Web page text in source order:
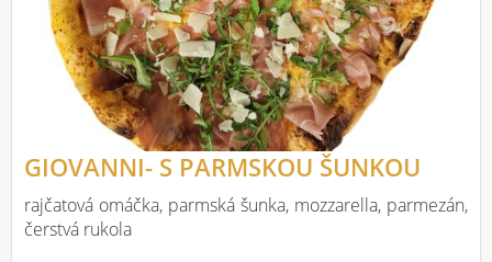
GIOVANNI- S PARMSKOU ŠUNKOU
rajčatová omáčka, parmská šunka, mozzarella, parmezán,
čerstvá rukola